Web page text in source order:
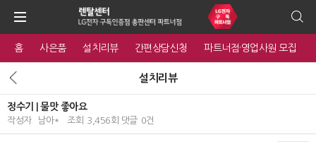
홈 사은품 설치리뷰 간편상담신청 파트너점·영업사원 모집
설치리뷰
정수기 | 물맛 좋아요
작성자 남아* 조회 3,456회 댓글 0건